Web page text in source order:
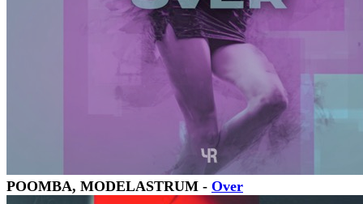
POOMBA, MODELASTRUM - Over